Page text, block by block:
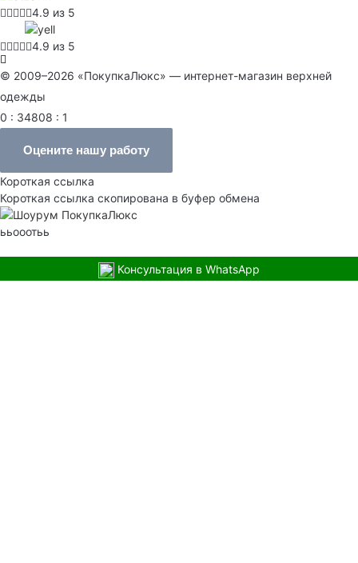
4.9 из 5
4.9 из 5
© 2009–2026 «ПокупкаЛюкс» — интернет-магазин верхней
одежды
0 : 34808 : 1
Оцените нашу работу
Короткая ссылка
Короткая ссылка скопирована в буфер обмена
ььооотьь
Консультация в WhatsApp